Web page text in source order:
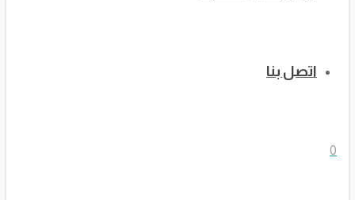
اتصل بنا
0